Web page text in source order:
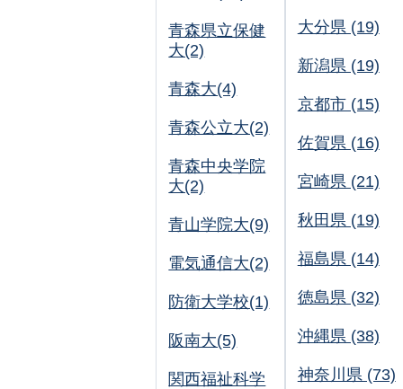
青森県立保健
大(2)
青森大(4)
青森公立大(2)
青森中央学院
大(2)
青山学院大(9)
電気通信大(2)
防衛大学校(1)
阪南大(5)
関西福祉科学
大分県 (19)
新潟県 (19)
京都市 (15)
佐賀県 (16)
宮崎県 (21)
秋田県 (19)
福島県 (14)
徳島県 (32)
沖縄県 (38)
神奈川県 (73)